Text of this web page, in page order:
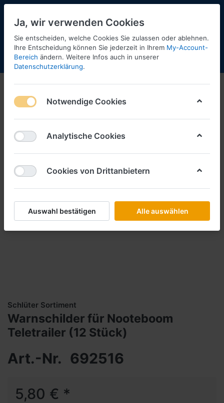
Menü Anmelden Shopaktualisierung
Schlüter Sortiment
Warnschilder für Nooteboom
Teletrailer (12 Stück)
Art.-Nr. 692516
5,80 € *
Ja, wir verwenden Cookies
Sie entscheiden, welche Cookies Sie zulassen oder ablehnen.
Ihre Entscheidung können Sie jederzeit in Ihrem My-Account-
Bereich ändern. Weitere Infos auch in unserer
Datenschutzerklärung.
Notwendige Cookies
Analytische Cookies
Cookies von Drittanbietern
Auswahl bestätigen Alle auswählen